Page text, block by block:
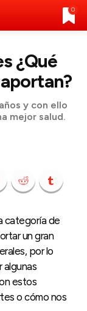
0
¿Qué
y con ello
mejor salud.
categoría de
un gran
por lo
algunas
estos
o cómo nos